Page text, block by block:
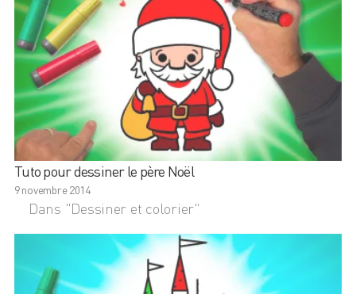
Tuto pour dessiner le père Noël
9 novembre 2014
Dans "Dessiner et colorier"